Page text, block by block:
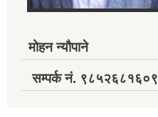
मोहन न्यौपाने
सम्पर्क नं. ९८५२६८१६०९